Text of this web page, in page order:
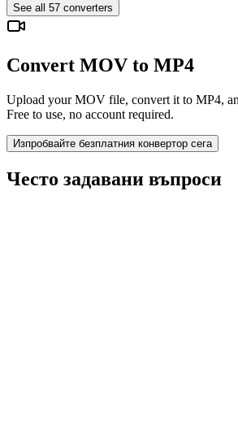
See all 57 converters
Convert MOV to MP4
Upload your MOV file, convert it to MP4,
Free to use, no account required.
Изпробвайте безплатния конвертор сега
Често задавани въпроси